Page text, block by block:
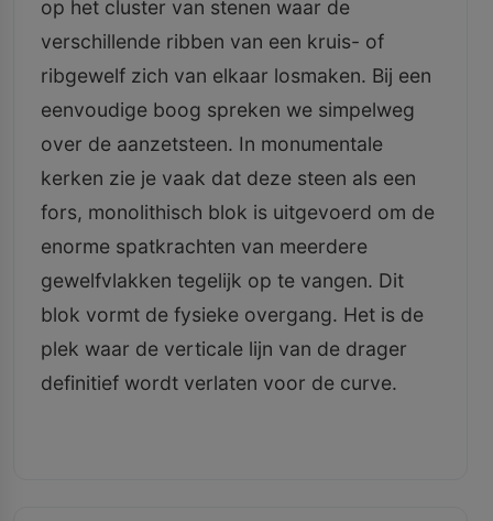
op het cluster van stenen waar de
verschillende ribben van een kruis- of
ribgewelf zich van elkaar losmaken. Bij een
eenvoudige boog spreken we simpelweg
over de aanzetsteen. In monumentale
kerken zie je vaak dat deze steen als een
fors, monolithisch blok is uitgevoerd om de
enorme spatkrachten van meerdere
gewelfvlakken tegelijk op te vangen. Dit
blok vormt de fysieke overgang. Het is de
plek waar de verticale lijn van de drager
definitief wordt verlaten voor de curve.